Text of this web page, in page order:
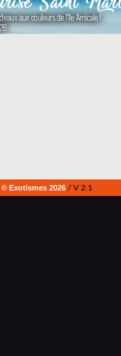
© Exotismes 2026/ V 2.1